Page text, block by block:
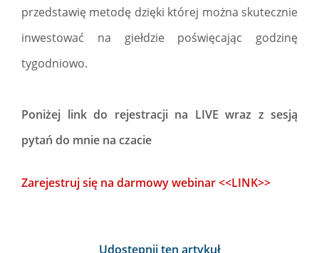
przedstawię metodę dzięki której można skutecznie
inwestować na giełdzie poświęcając godzinę
tygodniowo.
Poniżej link do rejestracji na LIVE wraz z sesją
pytań do mnie na czacie
Zarejestruj się na darmowy webinar <<LINK>>
Udostępnij ten artykuł